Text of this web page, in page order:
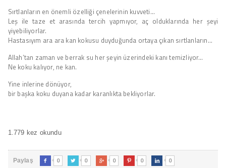
Sırtlanların en önemli özelliği çenelerinin kuvveti…
Leş ile taze et arasında tercih yapmıyor, aç olduklarında her şeyi
yiyebiliyorlar.
Hastasıyım ara ara kan kokusu duyduğunda ortaya çıkan sırtlanların…
Allah’tan zaman ve berrak su her şeyin üzerindeki kanı temizliyor…
Ne koku kalıyor, ne kan.
Yine inlerine dönüyor,
bir başka koku duyana kadar karanlıkta bekliyorlar.
1.779 kez okundu
Paylaş  0  0  0  0  0